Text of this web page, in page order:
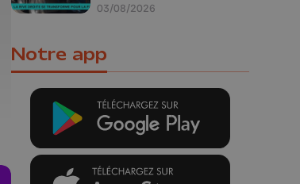
03/08/2026
Notre app